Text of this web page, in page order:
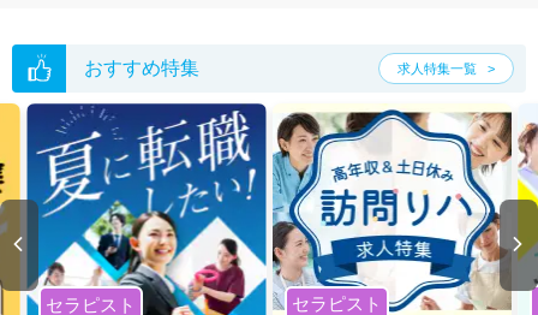
おすすめ特集 求人特集一覧
セラピスト セラピスト